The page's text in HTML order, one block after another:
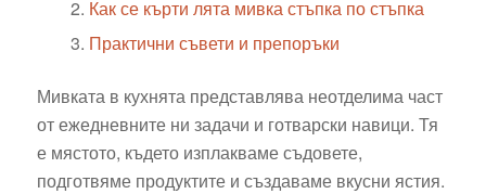
Как се кърти лята мивка стъпка по стъпка
Практични съвети и препоръки
Мивката в кухнята представлява неотделима част
от ежедневните ни задачи и готварски навици. Тя
е мястото, където изплакваме съдовете,
подготвяме продуктите и създаваме вкусни ястия.